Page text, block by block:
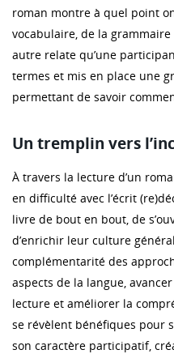
roman montre à quel point
vocabulaire, de la
autre relate qu’une
termes et mis en place une
permettant de savoir
Un tremplin vers
À travers la lecture d’un
en difficulté avec l’écrit
livre de bout en bout, de
d’enrichir leur culture
complémentarité des
aspects de la langue,
lecture et améliorer la
se révèlent bénéfiques pour
son caractère participatif,